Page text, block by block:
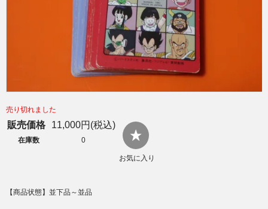
売り切れました
販売価格 11,000円(税込)
在庫数 0
お気に入り
【商品状態】並下品～並品